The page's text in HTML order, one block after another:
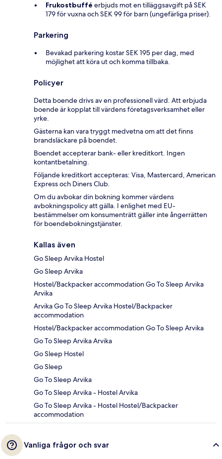
Frukostbuffé erbjuds mot en tilläggsavgift på SEK
179 för vuxna och SEK 99 för barn (ungefärliga priser).
Parkering
Bevakad parkering kostar SEK 195 per dag, med
möjlighet att köra ut och komma tillbaka.
Policyer
Detta boende drivs av en professionell värd. Att erbjuda
boende är kopplat till värdens företagsverksamhet eller
yrke.
Gästerna kan vara tryggt medvetna om att det finns
brandsläckare på boendet.
Boendet accepterar bank- eller kreditkort. Ingen
kontantbetalning.
Följande kreditkort accepteras: Visa, Mastercard, American
Express och Diners Club.
Om du avbokar din bokning kommer värdens
avbokningspolicy att gälla. I enlighet med EU-
bestämmelser om konsumenträtt gäller inte ångerrätten
för boendebokningstjänster.
Kallas även
Go Sleep Arvika Hostel
Go Sleep Arvika
Hostel/Backpacker accommodation Go To Sleep Arvika
Arvika
Arvika Go To Sleep Arvika Hostel/Backpacker
accommodation
Hostel/Backpacker accommodation Go To Sleep Arvika
Go To Sleep Arvika Arvika
Go Sleep Hostel
Go Sleep
Go To Sleep Arvika
Go To Sleep Arvika - Hostel Arvika
Go To Sleep Arvika - Hostel Hostel/Backpacker
accommodation
Vanliga frågor och svar